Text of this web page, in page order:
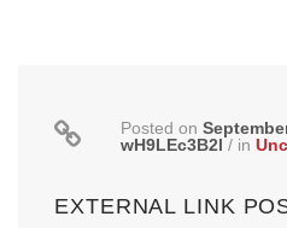
Posted on
wH9LEc3B2l / in
EXTERNAL LINK